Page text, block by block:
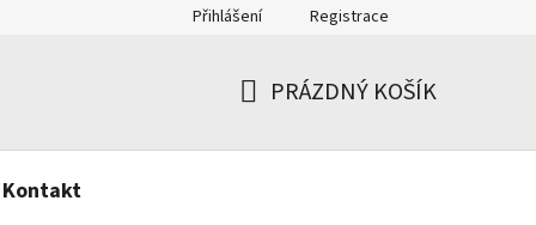
Přihlášení Registrace
PRÁZDNÝ KOŠÍK
Kontakt